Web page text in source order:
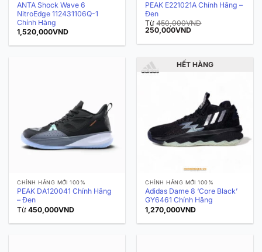
ANTA Shock Wave 6
NitroEdge 112431106Q-1
Chính Hãng
1,520,000VND
PEAK E221021A Chính Hãng –
Đen
Từ450,000VND
Giá
là:
250,000VNDGiá
tại
CHÍNH HÃNG MỚI 100%
PEAK DA120041 Chính Hãng
– Đen
Từ450,000VND
HẾT HÀNG
CHÍNH HÃNG MỚI 100%
Adidas Dame 8 ‘Core Black’
GY6461 Chính Hãng
1,270,000VND